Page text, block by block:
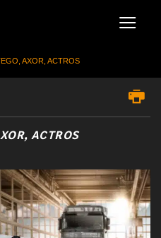
AXOR, ACTROS
ACTROS